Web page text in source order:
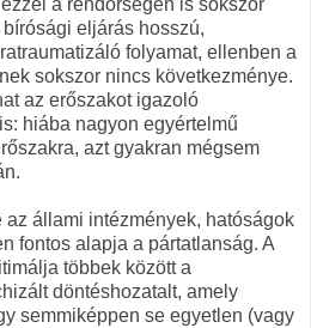
a rendőrségen is sokszor
eljárás hosszú,
folyamat, ellenben a
sokszor nincs következménye.
az erőszakot igazoló
hiába nagyon egyértelmű
azt gyakran mégsem
az állami intézmények, hatóságok
fontos alapja a pártatlanság. A
többek között a
döntéshozatalt, amely
semmiképpen se egyetlen (vagy